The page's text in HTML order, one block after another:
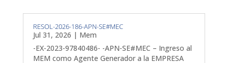
RESOL-2026-186-APN-SE#MEC
Jul 31, 2026 | Mem
-EX-2023-97840486- -APN-SE#MEC – Ingreso al
MEM como Agente Generador a la EMPRESA